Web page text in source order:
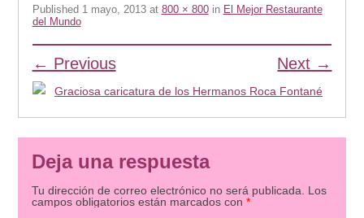
Published 1 mayo, 2013at 800 × 800in El Mejor Restaurante
del Mundo
← Previous Next →
Deja una respuesta
Tu dirección de correo electrónico no será publicada. Los
campos obligatorios están marcados con *